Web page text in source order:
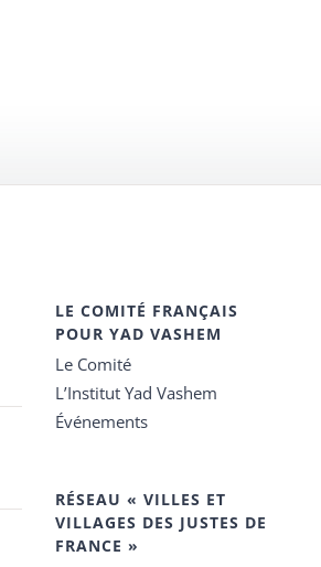
LE COMITÉ FRANÇAIS
POUR YAD VASHEM
Le Comité
L’Institut Yad Vashem
Événements
RÉSEAU « VILLES ET
VILLAGES DES JUSTES DE
FRANCE »